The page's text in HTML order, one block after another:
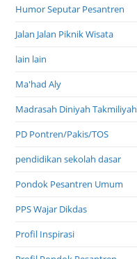
Humor Seputar Pesantren
Jalan Jalan Piknik Wisata
lain lain
Ma'had Aly
Madrasah Diniyah Takmiliyah
PD Pontren/Pakis/TOS
pendidikan sekolah dasar
Pondok Pesantren Umum
PPS Wajar Dikdas
Profil Inspirasi